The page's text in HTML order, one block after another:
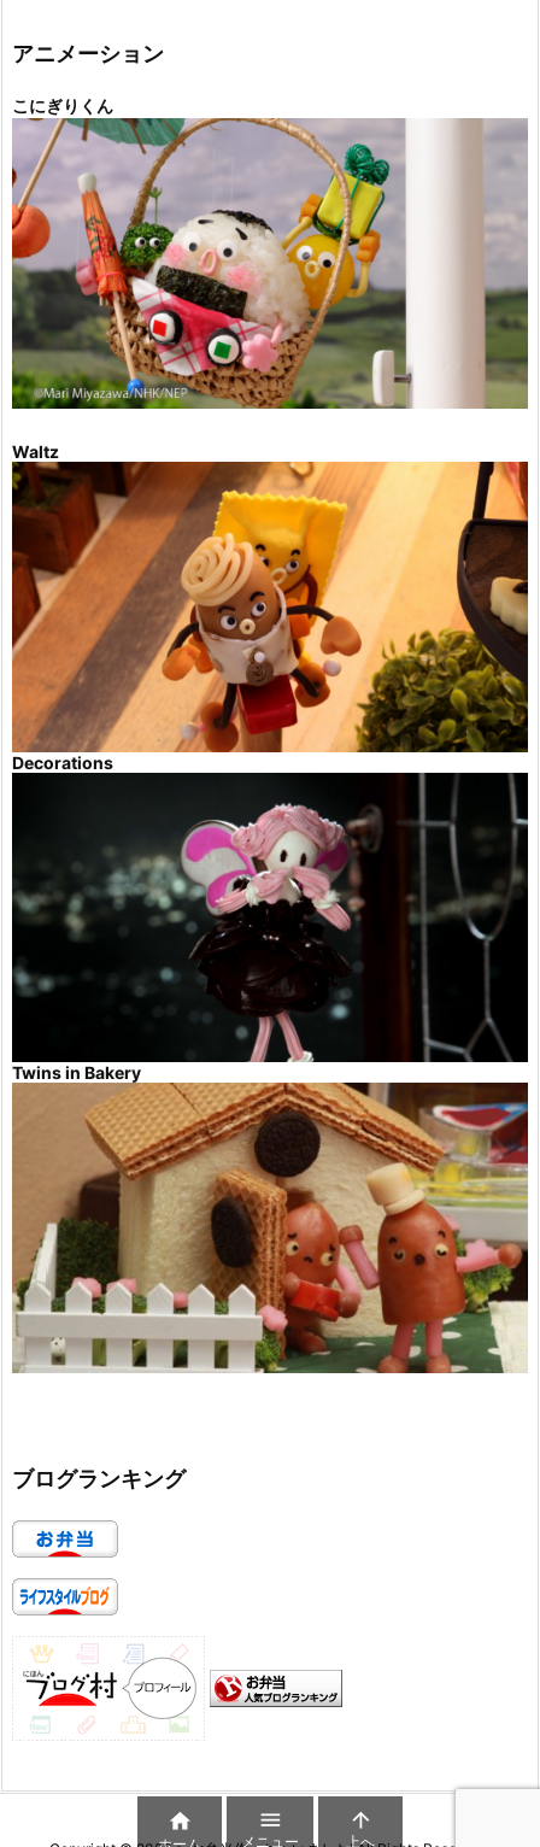
ー
アニメーション
こにぎりくん
Waltz
Decorations
Twins in Bakery
ブログランキング
 
メニュー

上へ